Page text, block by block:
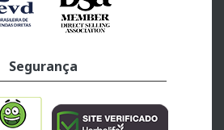
Segurança